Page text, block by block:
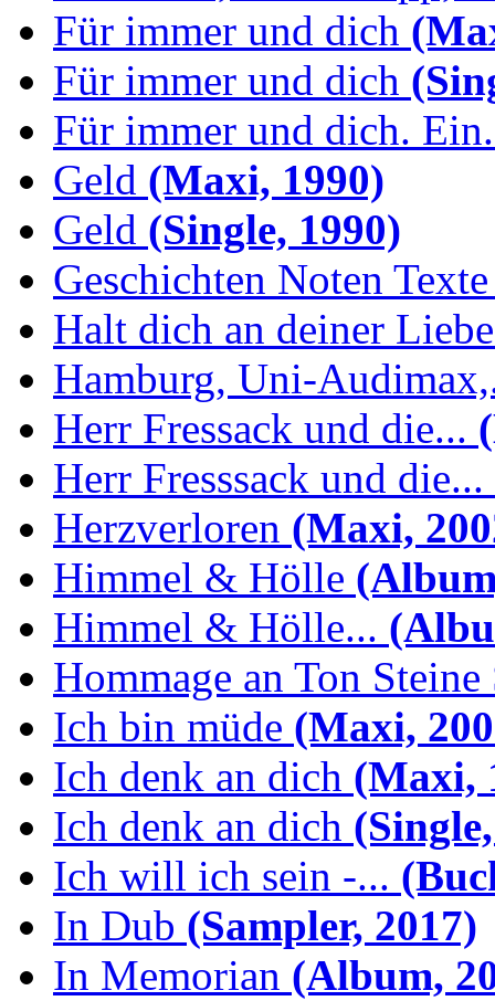
Für immer und dich
Für immer und dich
Für immer und dich.
Geld (Maxi, 1990)
Geld (Single, 1990)
Geschichten Noten
Halt dich an deiner
Hamburg, Uni-
Herr Fressack und die...
Herr Fresssack und die...
Herzverloren (Maxi,
Himmel & Hölle
Himmel & Hölle...
Hommage an Ton Steine
Ich bin müde (Maxi,
Ich denk an dich (Maxi,
Ich denk an dich
Ich will ich sein -...
In Dub (Sampler, 2017)
In Memorian (Album,